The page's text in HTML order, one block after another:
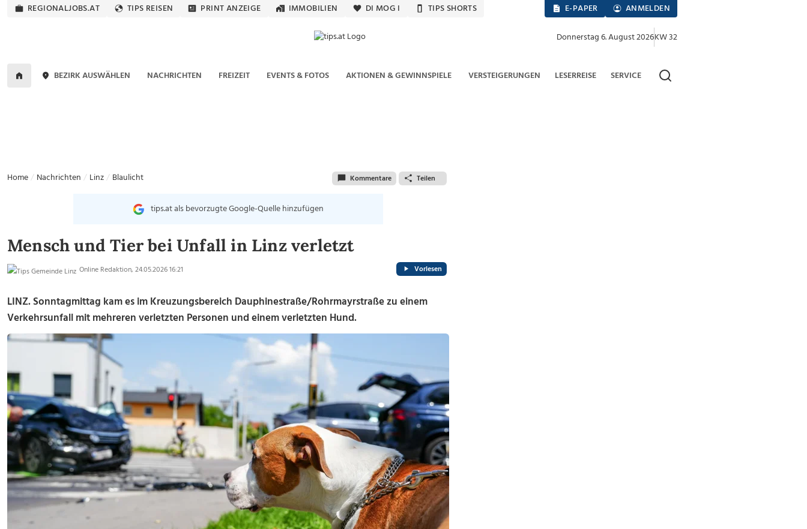
REGIONALJOBS.AT TIPS REISEN PRINT ANZEIGE IMMOBILIEN DI MOG I TIPS SHORTS E-PAPER ANMELDEN
Donnerstag 6. August 2026KW 32
BEZIRK AUSWÄHLEN NACHRICHTEN FREIZEIT EVENTS & FOTOS AKTIONEN & GEWINNSPIELE VERSTEIGERUNGEN LESERREISE SERVICE
Home Nachrichten Linz Blaulicht Kommentare Teilen
tips.at als bevorzugte Google-Quelle hinzufügen
Mensch und Tier bei Unfall in Linz verletzt
Online Redaktion, 24.05.2026 16:21 Vorlesen
LINZ. Sonntagmittag kam es im Kreuzungsbereich Dauphinestraße/Rohrmayrstraße zu einem
Verkehrsunfall mit mehreren verletzten Personen und einem verletzten Hund.